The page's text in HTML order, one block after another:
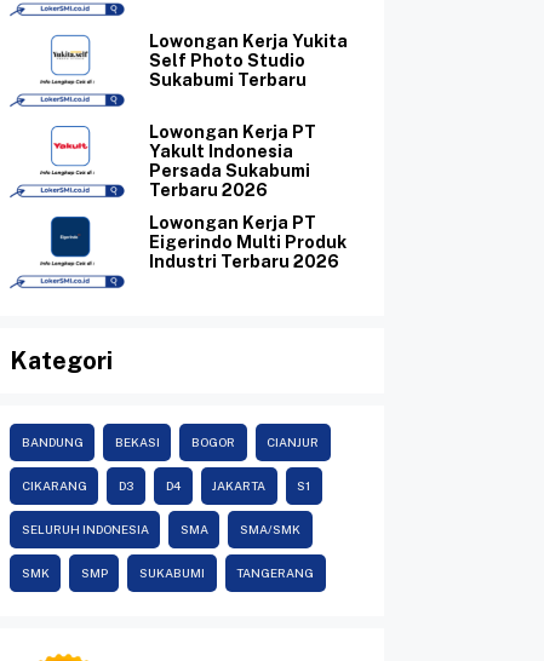
Lowongan Kerja Yukita
Self Photo Studio
Sukabumi Terbaru
Lowongan Kerja PT
Yakult Indonesia
Persada Sukabumi
Terbaru 2026
Lowongan Kerja PT
Eigerindo Multi Produk
Industri Terbaru 2026
Kategori
BANDUNG BEKASI BOGOR CIANJUR
CIKARANG D3 D4 JAKARTA S1
SELURUH INDONESIA SMA SMA/SMK
SMK SMP SUKABUMI TANGERANG